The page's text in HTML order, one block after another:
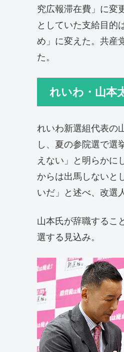
究広報滞在費」に変
としていた支給目的
め」に変えた。共産
た。
れいわ・山本
れいわ新選組代表の
し、夏の参院選で選
えない」と明らかに
からは出馬しないと
いだ」と述べ、改選
山本氏が辞職するこ
選する見込み。